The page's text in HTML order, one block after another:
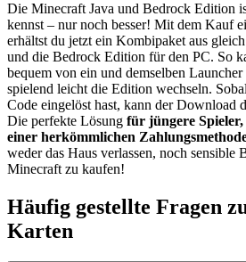
Die Minecraft Java und Bedrock Edition
kennst – nur noch besser! Mit dem Kauf
erhältst du jetzt ein Kombipaket aus
und die Bedrock Edition für den PC. So
bequem von ein und demselben
spielend leicht die Edition wechseln.
Code eingelöst hast, kann der Download
Die perfekte Lösung für jüngere
einer herkömmlichen
weder das Haus verlassen, noch sensible
Minecraft zu kaufen!
Häufig gestellte Fragen
Karten